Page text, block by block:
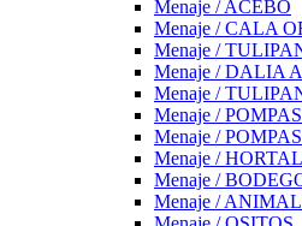
Menaje / ACEBO
Menaje / CALA
Menaje /
Menaje / DALIA
Menaje /
Menaje /
Menaje /
Menaje /
Menaje /
Menaje /